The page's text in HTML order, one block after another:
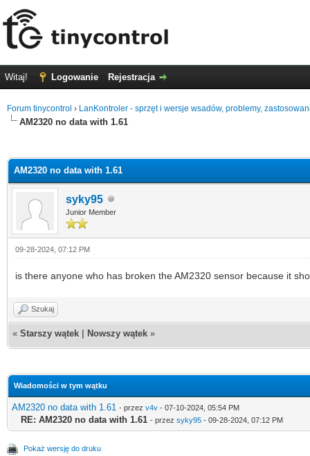
Witaj! Logowanie Rejestracja
Forum tinycontrol › LanKontroler - sprzęt i wersje wsadów, problemy,
AM2320 no data with 1.61
AM2320 no data with 1.61
syky95
Junior Member
09-28-2024, 07:12 PM
is there anyone who has broken the AM2320 sensor because it
Szukaj
« Starszy wątek Nowszy wątek »
Wiadomości w tym wątku
AM2320 no data with 1.61 - przez v4v - 07-10-2024, 05:54 PM
RE: AM2320 no data with 1.61 - przez syky95 - 09-28-2024, 07:12 PM
Pokaż wersję do druku